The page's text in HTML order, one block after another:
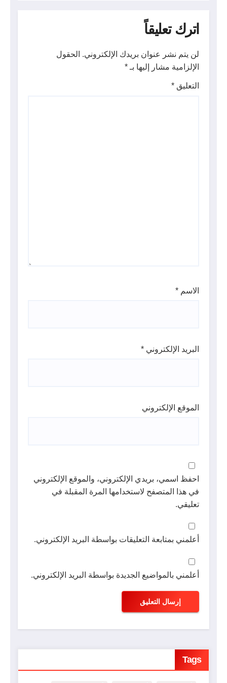
اترك تعليقاً
لن يتم نشر عنوان بريدك الإلكتروني. الحقول
الإلزامية مشار إليها بـ *
التعليق *
الاسم *
البريد الإلكتروني *
الموقع الإلكتروني
احفظ اسمي، بريدي الإلكتروني، والموقع الإلكتروني
في هذا المتصفح لاستخدامها المرة المقبلة في
تعليقي.
أعلمني بمتابعة التعليقات بواسطة البريد الإلكتروني.
أعلمني بالمواضيع الجديدة بواسطة البريد الإلكتروني.
Tags